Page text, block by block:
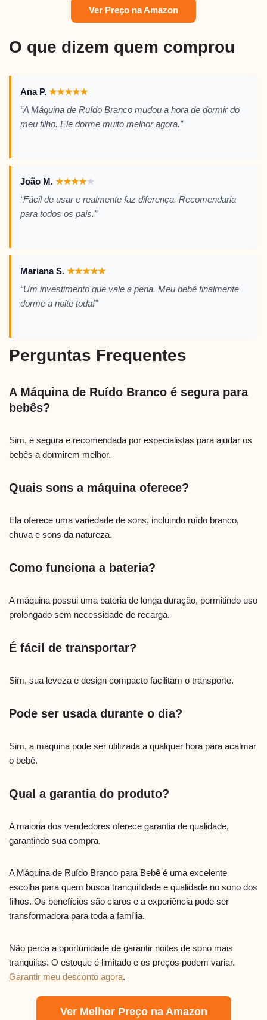
Ver Preço na Amazon
O que dizem quem comprou
Ana P. ★★★★★
“A Máquina de Ruído Branco mudou a hora de dormir do
meu filho. Ele dorme muito melhor agora.”
João M. ★★★★★
“Fácil de usar e realmente faz diferença. Recomendaria
para todos os pais.”
Mariana S. ★★★★★
“Um investimento que vale a pena. Meu bebê finalmente
dorme a noite toda!”
Perguntas Frequentes
A Máquina de Ruído Branco é segura para
bebês?
Sim, é segura e recomendada por especialistas para ajudar os
bebês a dormirem melhor.
Quais sons a máquina oferece?
Ela oferece uma variedade de sons, incluindo ruído branco,
chuva e sons da natureza.
Como funciona a bateria?
A máquina possui uma bateria de longa duração, permitindo uso
prolongado sem necessidade de recarga.
É fácil de transportar?
Sim, sua leveza e design compacto facilitam o transporte.
Pode ser usada durante o dia?
Sim, a máquina pode ser utilizada a qualquer hora para acalmar
o bebê.
Qual a garantia do produto?
A maioria dos vendedores oferece garantia de qualidade,
garantindo sua compra.
A Máquina de Ruído Branco para Bebê é uma excelente
escolha para quem busca tranquilidade e qualidade no sono dos
filhos. Os benefícios são claros e a experiência pode ser
transformadora para toda a família.
Não perca a oportunidade de garantir noites de sono mais
tranquilas. O estoque é limitado e os preços podem variar.
Garantir meu desconto agora.
Ver Melhor Preço na Amazon